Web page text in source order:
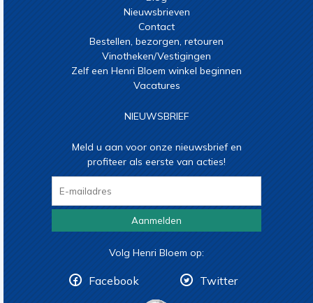
Nieuwsbrieven
Contact
Bestellen, bezorgen, retouren
Vinotheken/Vestigingen
Zelf een Henri Bloem winkel beginnen
Vacatures
NIEUWSBRIEF
Meld u aan voor onze nieuwsbrief en
profiteer als eerste van acties!
Aanmelden
Volg Henri Bloem op:
Facebook Twitter